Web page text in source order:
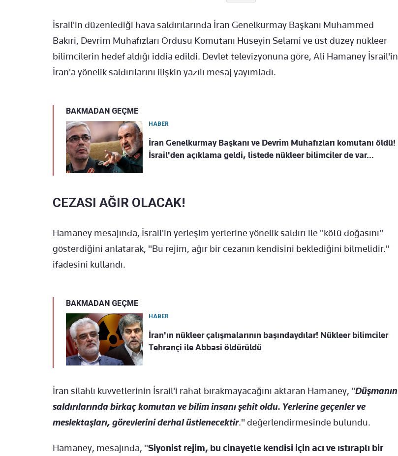
İsrail'in düzenlediği hava saldırılarında İran Genelkurmay Başkanı Muhammed
Bakıri, Devrim Muhafızları Ordusu Komutanı Hüseyin Selami ve üst düzey nükleer
bilimcilerin hedef aldığı iddia edildi. Devlet televizyonuna göre, Ali Hamaney İsrail'in
İran'a yönelik saldırılarını ilişkin yazılı mesaj yayımladı.
BAKMADAN GEÇME
HABER
İran Genelkurmay Başkanı ve Devrim Muhafızları komutanı öldü!
İsrail'den açıklama geldi, listede nükleer bilimciler de var...
CEZASI AĞIR OLACAK!
Hamaney mesajında, İsrail'in yerleşim yerlerine yönelik saldırı ile "kötü doğasını"
gösterdiğini anlatarak, "Bu rejim, ağır bir cezanın kendisini beklediğini bilmelidir."
ifadesini kullandı.
BAKMADAN GEÇME
HABER
İran'ın nükleer çalışmalarının başındaydılar! Nükleer bilimciler
Tehrançi ile Abbasi öldürüldü
İran silahlı kuvvetlerinin İsrail'i rahat bırakmayacağını aktaran Hamaney, "Düşmanın
saldırılarında birkaç komutan ve bilim insanı şehit oldu. Yerlerine geçenler ve
meslektaşları, görevlerini derhal üstlenecektir." değerlendirmesinde bulundu.
Hamaney, mesajında, "Siyonist rejim, bu cinayetle kendisi için acı ve ıstıraplı bir